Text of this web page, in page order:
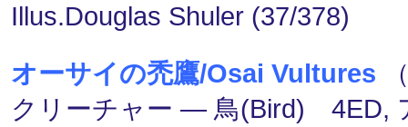
Illus.Douglas Shuler (37/378)
オーサイの禿鷹/Osai Vultures
クリーチャー ― 鳥(Bird) 4ED,